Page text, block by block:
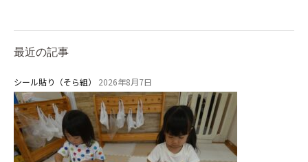
最近の記事
シール貼り（そら組） 2026年8月7日
教育と保育
美⽊多幼稚園の理想
園の1⽇
年間⾏事
預かり保育［ヒラソル ]